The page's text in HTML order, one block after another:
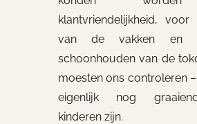
klantvriendelijkheid,
van de vakken en
schoonhouden van de
moesten ons controleren
eigenlijk nog
kinderen zijn.